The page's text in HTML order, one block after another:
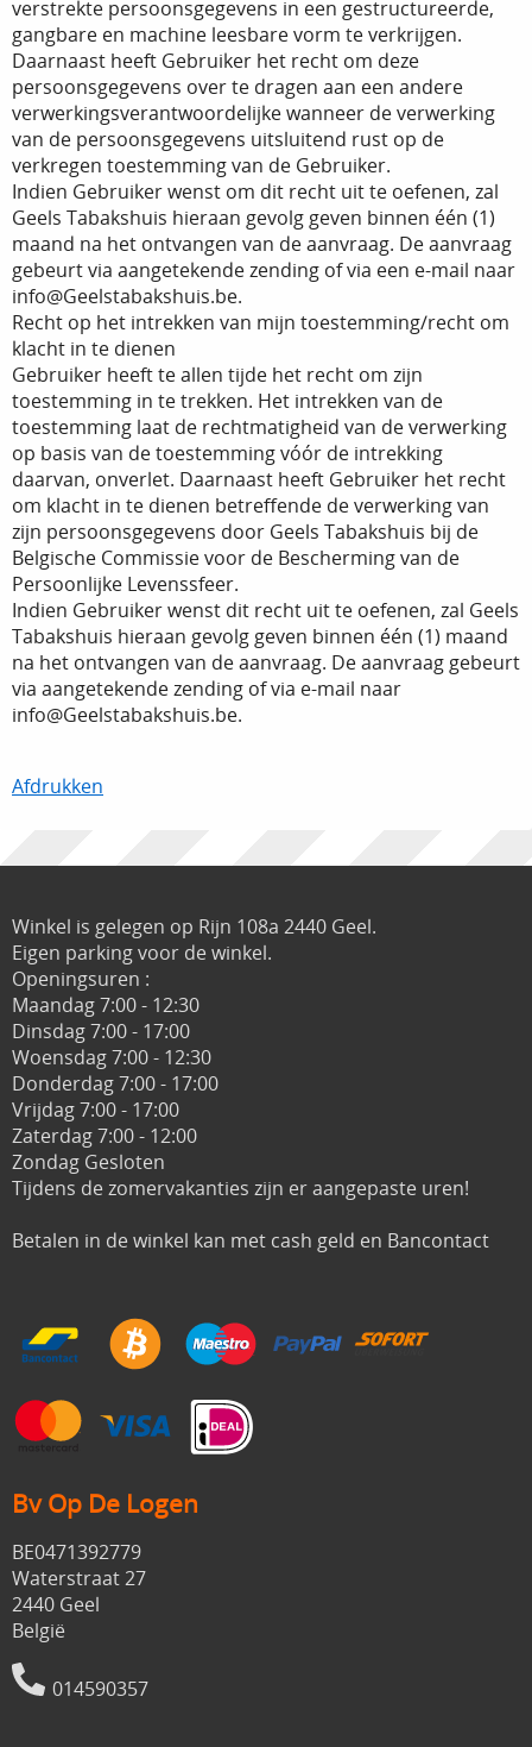
verstrekte persoonsgegevens in een gestructureerde,
gangbare en machine leesbare vorm te verkrijgen.
Daarnaast heeft Gebruiker het recht om deze
persoonsgegevens over te dragen aan een andere
verwerkingsverantwoordelijke wanneer de verwerking
van de persoonsgegevens uitsluitend rust op de
verkregen toestemming van de Gebruiker.
Indien Gebruiker wenst om dit recht uit te oefenen, zal
Geels Tabakshuis hieraan gevolg geven binnen één (1)
maand na het ontvangen van de aanvraag. De aanvraag
gebeurt via aangetekende zending of via een e-mail naar
info@Geelstabakshuis.be.
Recht op het intrekken van mijn toestemming/recht om
klacht in te dienen
Gebruiker heeft te allen tijde het recht om zijn
toestemming in te trekken. Het intrekken van de
toestemming laat de rechtmatigheid van de verwerking
op basis van de toestemming vóór de intrekking
daarvan, onverlet. Daarnaast heeft Gebruiker het recht
om klacht in te dienen betreffende de verwerking van
zijn persoonsgegevens door Geels Tabakshuis bij de
Belgische Commissie voor de Bescherming van de
Persoonlijke Levenssfeer.
Indien Gebruiker wenst dit recht uit te oefenen, zal Geels
Tabakshuis hieraan gevolg geven binnen één (1) maand
na het ontvangen van de aanvraag. De aanvraag gebeurt
via aangetekende zending of via e-mail naar
info@Geelstabakshuis.be.
Afdrukken
Winkel is gelegen op Rijn 108a 2440 Geel.
Eigen parking voor de winkel.
Openingsuren :
Maandag 7:00 - 12:30
Dinsdag 7:00 - 17:00
Woensdag 7:00 - 12:30
Donderdag 7:00 - 17:00
Vrijdag 7:00 - 17:00
Zaterdag 7:00 - 12:00
Zondag Gesloten
Tijdens de zomervakanties zijn er aangepaste uren!
Betalen in de winkel kan met cash geld en Bancontact
Bv Op De Logen
BE0471392779
Waterstraat 27
2440 Geel
België
014590357